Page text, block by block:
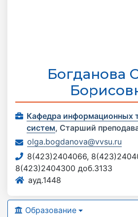
Богданова
Кафедра информационных
систем, Старший
olga.bogdanova@vvsu.ru
8(423)2404066,
8(423)2404300 доб.3133
ауд.1448
Образование